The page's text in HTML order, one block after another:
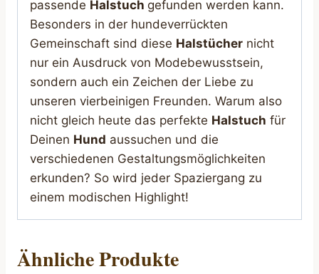
passende Halstuch gefunden werden kann.
Besonders in der hundeverrückten
Gemeinschaft sind diese Halstücher nicht
nur ein Ausdruck von Modebewusstsein,
sondern auch ein Zeichen der Liebe zu
unseren vierbeinigen Freunden. Warum also
nicht gleich heute das perfekte Halstuch für
Deinen Hund aussuchen und die
verschiedenen Gestaltungsmöglichkeiten
erkunden? So wird jeder Spaziergang zu
einem modischen Highlight!
Ähnliche Produkte